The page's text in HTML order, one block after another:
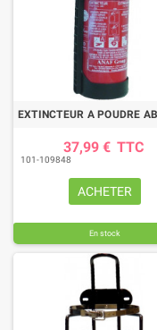
37,99 € TTC
101-109848
ACHETER
En stock